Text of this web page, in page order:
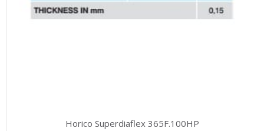
Horico Superdiaflex 365F.100HP